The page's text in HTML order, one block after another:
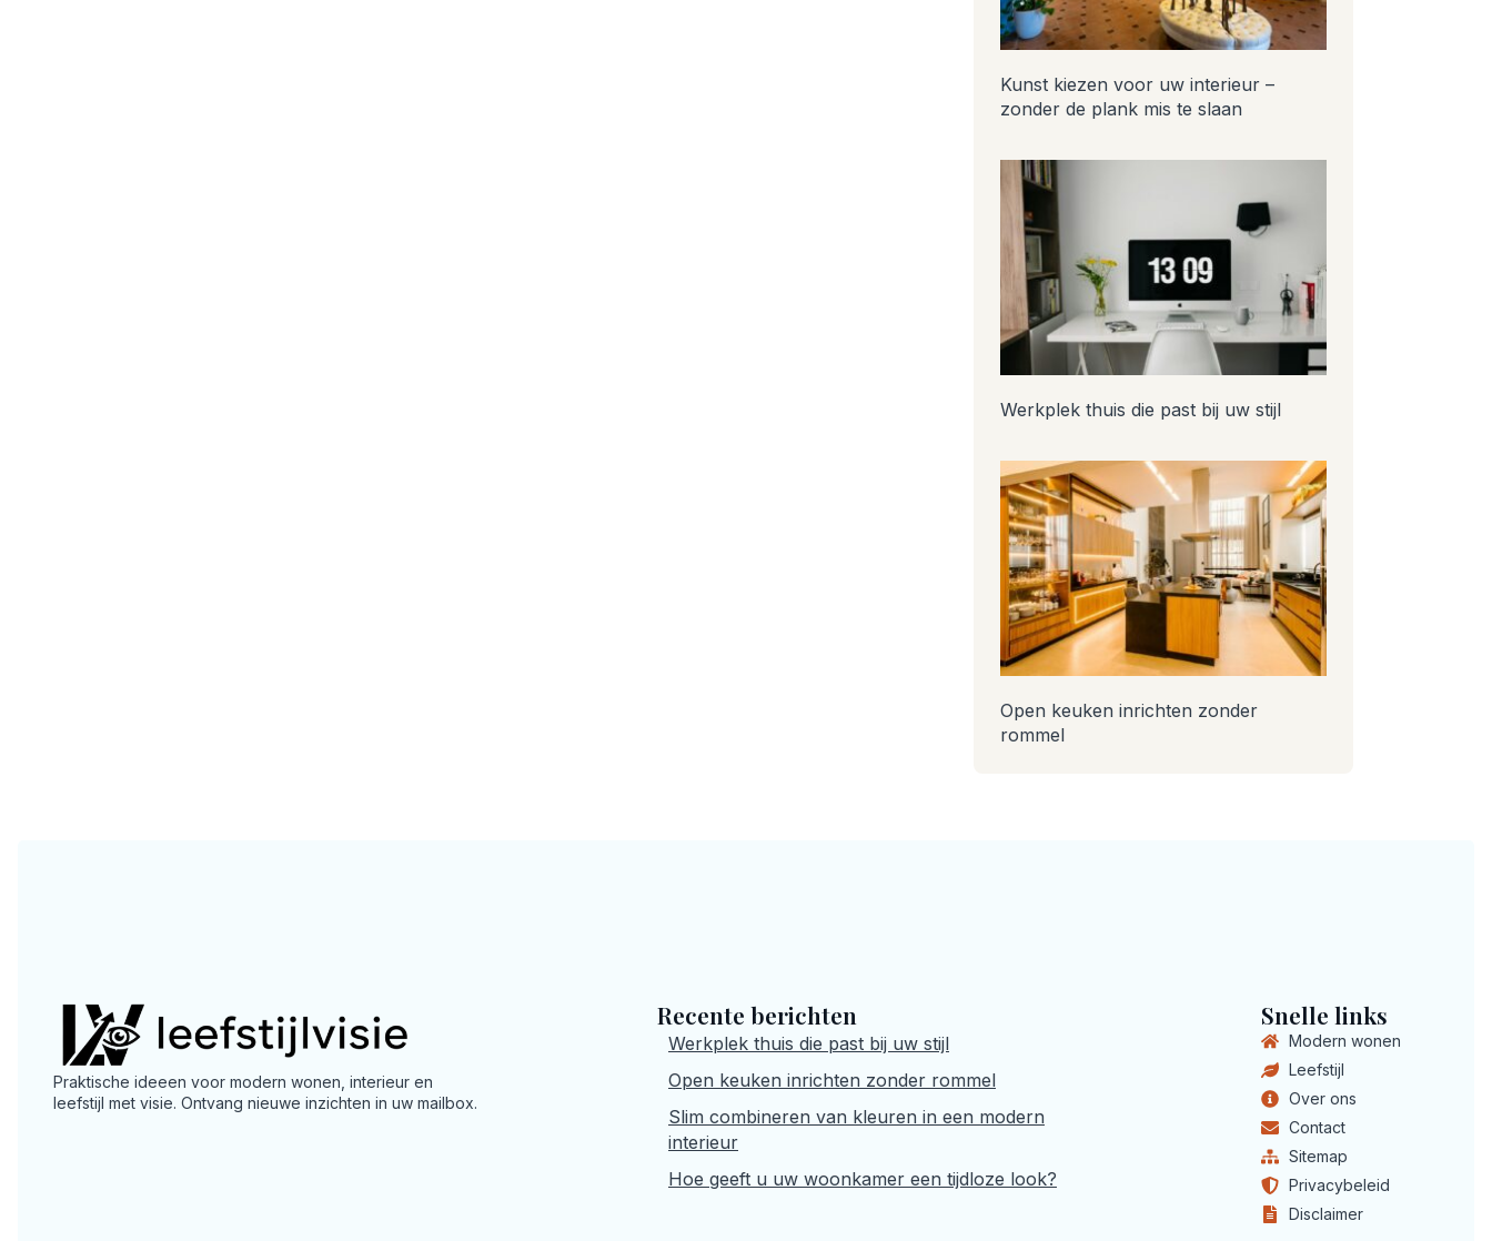
Kunst kiezen voor uw interieur –
zonder de plank mis te slaan
Werkplek thuis die past bij uw stijl
Open keuken inrichten zonder
rommel
Praktische ideeen voor modern wonen, interieur en
leefstijl met visie. Ontvang nieuwe inzichten in uw mailbox.
Recente berichten
Werkplek thuis die past bij uw stijl
Open keuken inrichten zonder rommel
Slim combineren van kleuren in een modern
interieur
Hoe geeft u uw woonkamer een tijdloze look?
Snelle links
Modern wonen
Leefstijl
Over ons
Contact
Sitemap
Privacybeleid
Disclaimer